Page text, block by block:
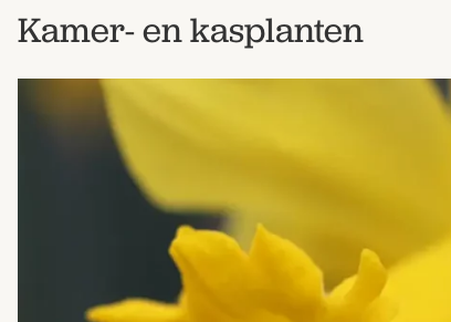
Kamer- en kasplanten